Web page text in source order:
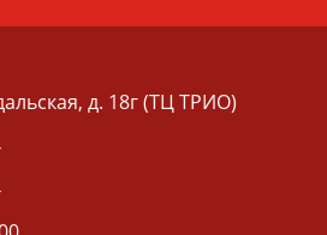
д. 18г (ТЦ ТРИО)